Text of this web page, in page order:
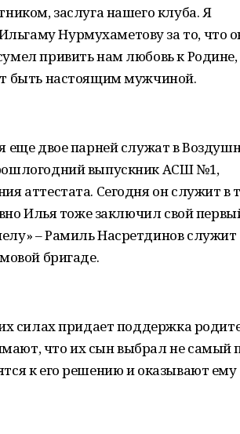
заслуга нашего клуба. Я
Нурмухаметову за то, что
привить нам любовь к Родине,
быть настоящим мужчиной.
еще двое парней служат в
выпускник АСШ №1,
аттестата. Сегодня он служит в
Илья тоже заключил свой
– Рамиль Насретдинов служит
бригаде.
силах придает поддержка
что их сын выбрал не самый
к его решению и оказывают ему